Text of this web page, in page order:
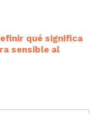
qué significa
sensible al